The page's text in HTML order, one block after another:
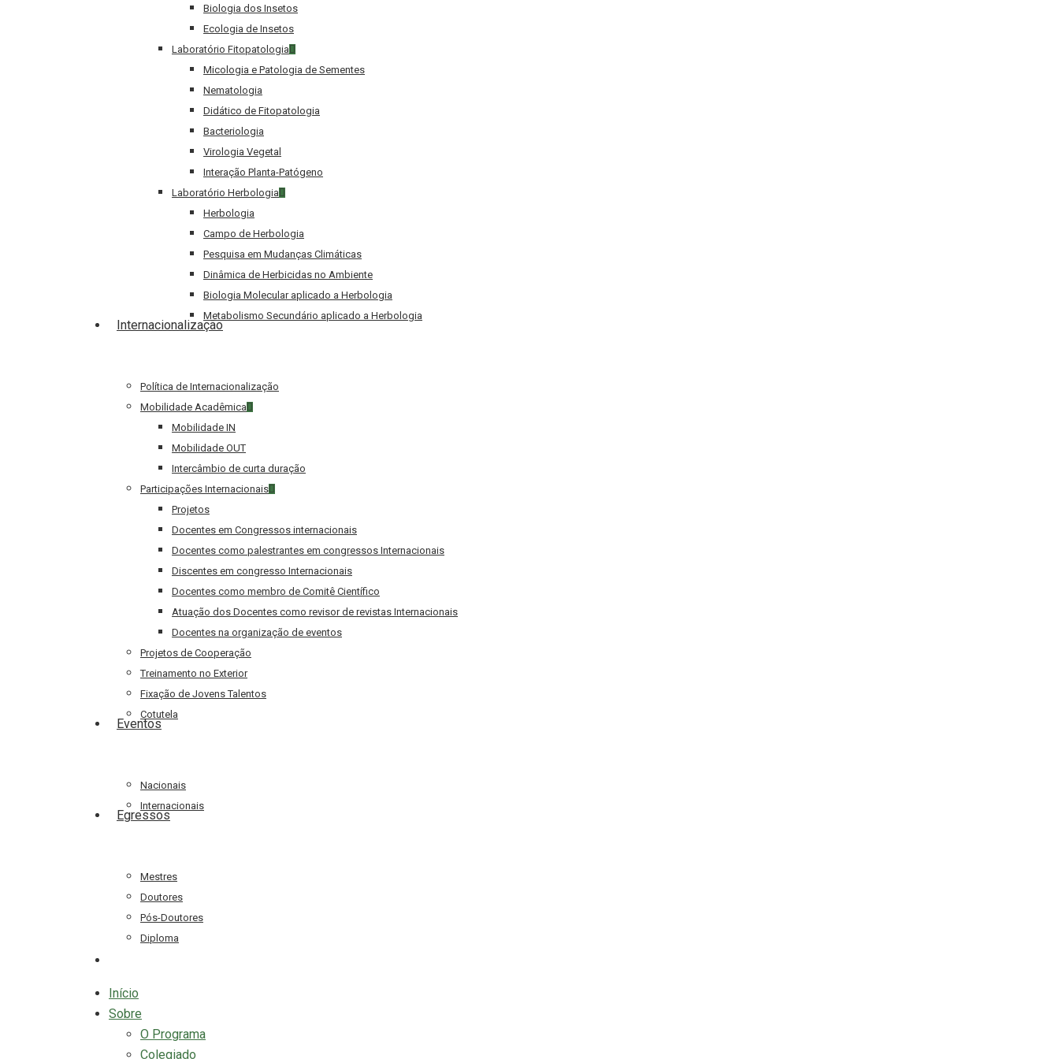
Biologia dos Insetos
Ecologia de Insetos
Laboratório Fitopatologia
Micologia e Patologia de Sementes
Nematologia
Didático de Fitopatologia
Bacteriologia
Virologia Vegetal
Interação Planta-Patógeno
Laboratório Herbologia
Herbologia
Campo de Herbologia
Pesquisa em Mudanças Climáticas
Dinâmica de Herbicidas no Ambiente
Biologia Molecular aplicado a Herbologia
Metabolismo Secundário aplicado a Herbologia
Internacionalização
Política de Internacionalização
Mobilidade Acadêmica
Mobilidade IN
Mobilidade OUT
Intercâmbio de curta duração
Participações Internacionais
Projetos
Docentes em Congressos internacionais
Docentes como palestrantes em congressos Internacionais
Discentes em congresso Internacionais
Docentes como membro de Comitê Científico
Atuação dos Docentes como revisor de revistas Internacionais
Docentes na organização de eventos
Projetos de Cooperação
Treinamento no Exterior
Fixação de Jovens Talentos
Cotutela
Eventos
Nacionais
Internacionais
Egressos
Mestres
Doutores
Pós-Doutores
Diploma
Início
Sobre
O Programa
Colegiado